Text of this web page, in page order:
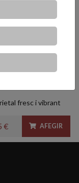
Marina
fresc i vibrant
€ AFEGIR